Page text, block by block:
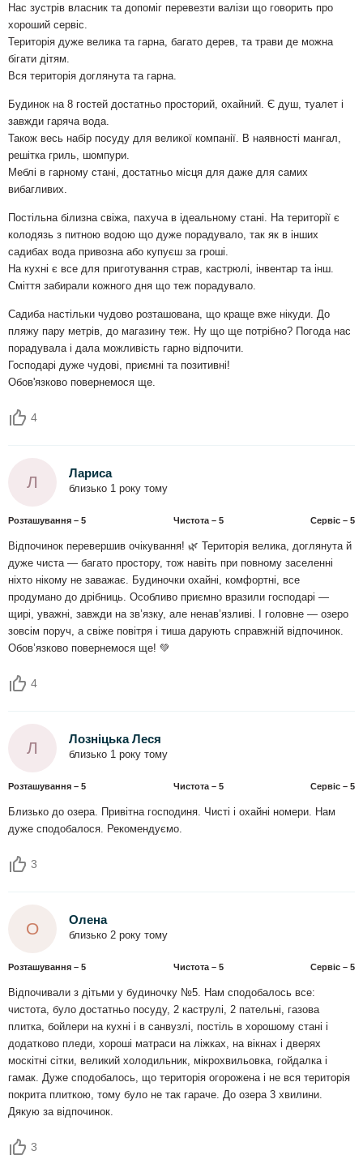
Нас зустрів власник та допоміг перевезти валізи що говорить про
хороший сервіс.
Територія дуже велика та гарна, багато дерев, та трави де можна
бігати дітям.
Вся територія доглянута та гарна.
Будинок на 8 гостей достатньо просторий, охайний. Є душ, туалет і
завжди гаряча вода.
Також весь набір посуду для великої компанії. В наявності мангал,
решітка гриль, шомпури.
Меблі в гарному стані, достатньо місця для даже для самих
вибагливих.
Постільна білизна свіжа, пахуча в ідеальному стані. На території є
колодязь з питною водою що дуже порадувало, так як в інших
садибах вода привозна або купуєш за гроші.
На кухні є все для приготування страв, кастрюлі, інвентар та інш.
Сміття забирали кожного дня що теж порадувало.
Садиба настільки чудово розташована, що краще вже нікуди. До
пляжу пару метрів, до магазину теж. Ну що ще потрібно? Погода нас
порадувала і дала можливість гарно відпочити.
Господарі дуже чудові, приємні та позитивні!
Обов'язково повернемося ще.
4
Л Лариса
близько 1 року тому
Розташування – 5 Чистота – 5 Сервіс – 5
Відпочинок перевершив очікування! 🌿 Територія велика, доглянута й
дуже чиста — багато простору, тож навіть при повному заселенні
ніхто нікому не заважає. Будиночки охайні, комфортні, все
продумано до дрібниць. Особливо приємно вразили господарі —
щирі, уважні, завжди на зв’язку, але ненав’язливі. І головне — озеро
зовсім поруч, а свіже повітря і тиша дарують справжній відпочинок.
Обов’язково повернемося ще! 💚
4
Л Лозніцька Леся
близько 1 року тому
Розташування – 5 Чистота – 5 Сервіс – 5
Близько до озера. Привітна господиня. Чисті і охайні номери. Нам
дуже сподобалося. Рекомендуємо.
3
О Олена
близько 2 року тому
Розташування – 5 Чистота – 5 Сервіс – 5
Відпочивали з дітьми у будиночку №5. Нам сподобалось все:
чистота, було достатньо посуду, 2 каструлі, 2 пательні, газова
плитка, бойлери на кухні і в санвузлі, постіль в хорошому стані і
додатково пледи, хороші матраси на ліжках, на вікнах і дверях
москітні сітки, великий холодильник, мікрохвильовка, гойдалка і
гамак. Дуже сподобалось, що територія огорожена і не вся територія
покрита плиткою, тому було не так гараче. До озера 3 хвилини.
Дякую за відпочинок.
3